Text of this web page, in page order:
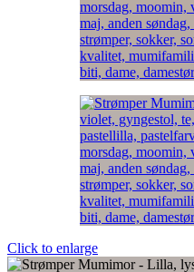
Click to enlarge